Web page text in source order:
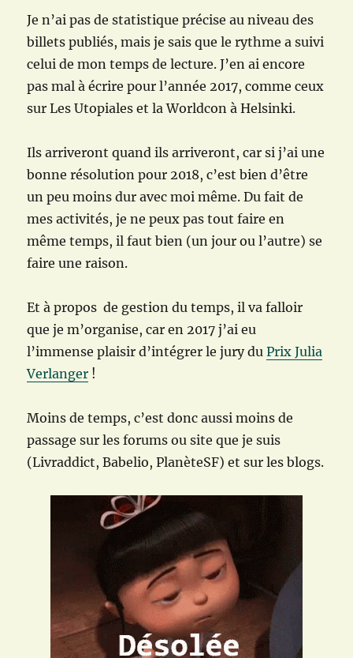
Je n’ai pas de statistique précise au niveau des
billets publiés, mais je sais que le rythme a suivi
celui de mon temps de lecture. J’en ai encore
pas mal à écrire pour l’année 2017, comme ceux
sur Les Utopiales et la Worldcon à Helsinki.
Ils arriveront quand ils arriveront, car si j’ai une
bonne résolution pour 2018, c’est bien d’être
un peu moins dur avec moi même. Du fait de
mes activités, je ne peux pas tout faire en
même temps, il faut bien (un jour ou l’autre) se
faire une raison.
Et à propos de gestion du temps, il va falloir
que je m’organise, car en 2017 j’ai eu
l’immense plaisir d’intégrer le jury duPrix Julia
Verlanger !
Moins de temps, c’est donc aussi moins de
passage sur les forums ou site que je suis
(Livraddict, Babelio, PlanèteSF) et sur les blogs.